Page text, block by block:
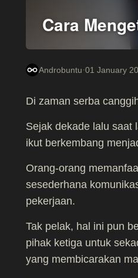
Cara
Androbuntu·01 January
Di zaman serba
Sejak dekade lalu saat
ikut berkembang
Orang-orang
sesederhana
pekerjaan.
Tak pelak, hal ini pun
pihak ketiga untuk
yang membicarakan